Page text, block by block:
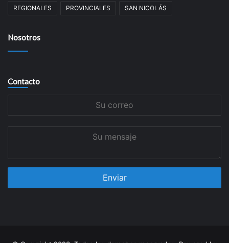
REGIONALES PROVINCIALES SAN NICOLÁS
Nosotros
Contacto